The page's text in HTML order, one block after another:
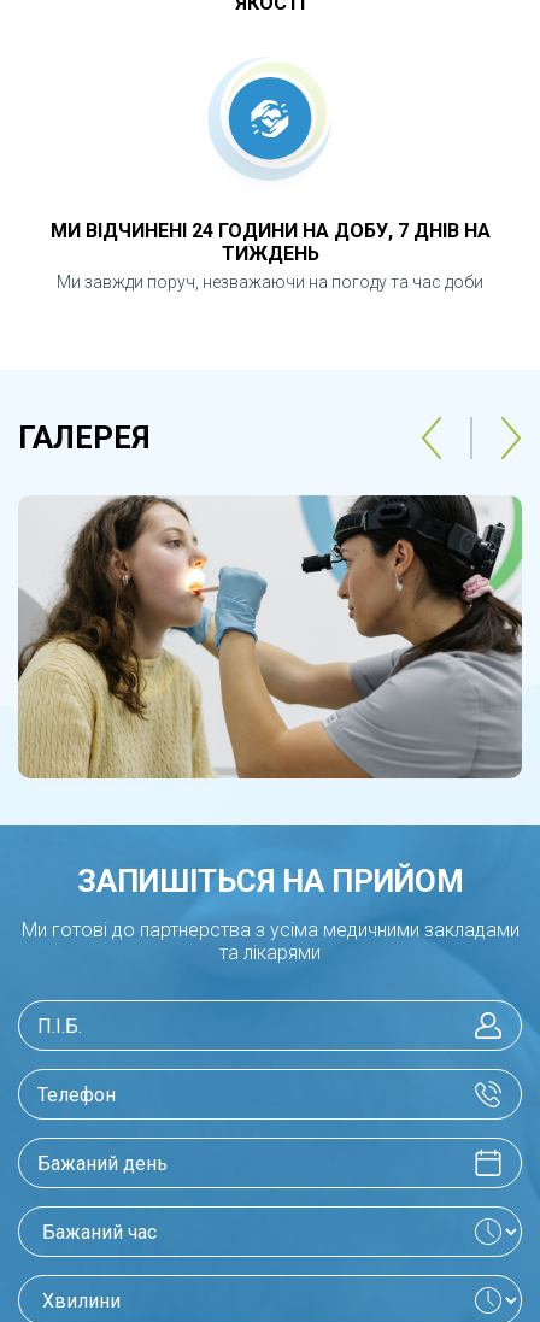
МИ ВІДЧИНЕНІ 24 ГОДИНИ НА ДОБУ, 7 ДНІВ НА
ТИЖДЕНЬ
Ми завжди поруч, незважаючи на погоду та час доби
ГАЛЕРЕЯ
ЗАПИШІТЬСЯ НА ПРИЙОМ
Ми готові до партнерства з усіма медичними закладами
та лікарями